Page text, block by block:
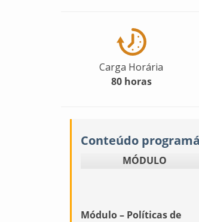
Carga Horária
80 horas
Conteúdo
MÓDULO
Módulo – Políticas de